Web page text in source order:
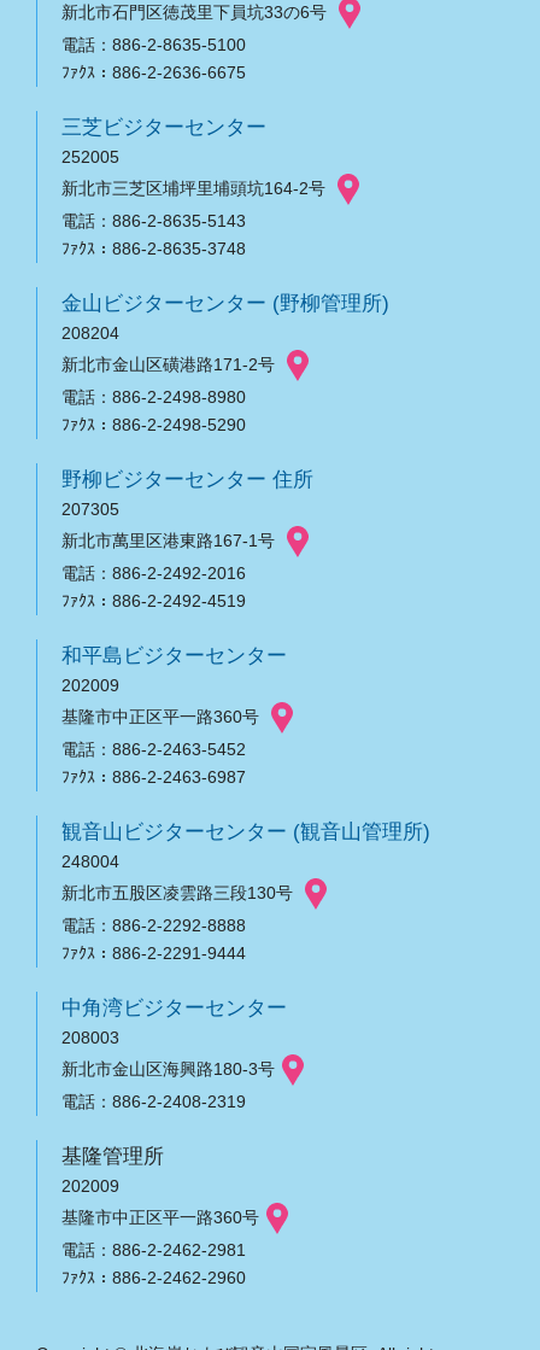
新北市石門区徳茂里下員坑33の6号
電話：886-2-8635-5100
ﾌｧｸｽ：886-2-2636-6675
三芝ビジターセンター
252005
新北市三芝区埔坪里埔頭坑164-2号
電話：886-2-8635-5143
ﾌｧｸｽ：886-2-8635-3748
金山ビジターセンター (野柳管理所)
208204
新北市金山区磺港路171-2号
電話：886-2-2498-8980
ﾌｧｸｽ：886-2-2498-5290
野柳ビジターセンター 住所
207305
新北市萬里区港東路167-1号
電話：886-2-2492-2016
ﾌｧｸｽ：886-2-2492-4519
和平島ビジターセンター
202009
基隆市中正区平一路360号
電話：886-2-2463-5452
ﾌｧｸｽ：886-2-2463-6987
観音山ビジターセンター (観音山管理所)
248004
新北市五股区凌雲路三段130号
電話：886-2-2292-8888
ﾌｧｸｽ：886-2-2291-9444
中角湾ビジターセンター
208003
新北市金山区海興路180-3号
電話：886-2-2408-2319
基隆管理所
202009
基隆市中正区平一路360号
電話：886-2-2462-2981
ﾌｧｸｽ：886-2-2462-2960